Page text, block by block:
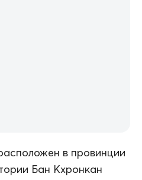
в провинции
Бан Кхронкан